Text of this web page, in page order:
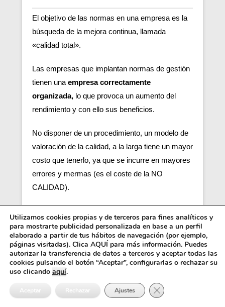
El objetivo de las normas en una empresa es la
búsqueda de la mejora continua, llamada
«calidad total».
Las empresas que implantan normas de gestión
tienen una empresa correctamente
organizada, lo que provoca un aumento del
rendimiento y con ello sus beneficios.
No disponer de un procedimiento, un modelo de
valoración de la calidad, a la larga tiene un mayor
costo que tenerlo, ya que se incurre en mayores
errores y mermas (es el coste de la NO
CALIDAD).
desactualizada, sin una metodología adecuada
de trabajo, tiene un precio muy alto que pagarán
todos dentro de la organización.
Nueva norma 2026 y 2027 y actual
versión ISO 9001 versión 2015 e ISO
Utilizamos cookies propias y de terceros para fines analíticos y
para mostrarte publicidad personalizada en base a un perfil
elaborado a partir de tus hábitos de navegación (por ejemplo,
páginas visitadas). Clica AQUÍ para más información. Puedes
autorizar la transferencia de datos a terceros y aceptar todas las
cookies pulsando el botón “Aceptar”, configurarlas o rechazar su
uso clicando aquí.
Aceptar Rechazar Ajustes Cerrar el banner de